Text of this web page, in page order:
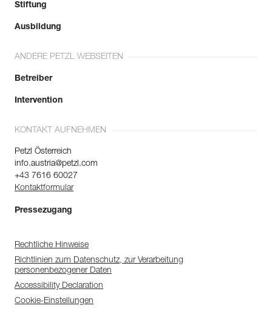
Stiftung
Ausbildung
ANDERE PETZL WEBSEITEN
Betreiber
Intervention
KONTAKT AUFNEHMEN
Petzl Österreich
info.austria@petzl.com
+43 7616 60027
Kontaktformular
Pressezugang
Rechtliche Hinweise
Richtlinien zum Datenschutz, zur Verarbeitung
personenbezogener Daten
Accessibility Declaration
Cookie-Einstellungen